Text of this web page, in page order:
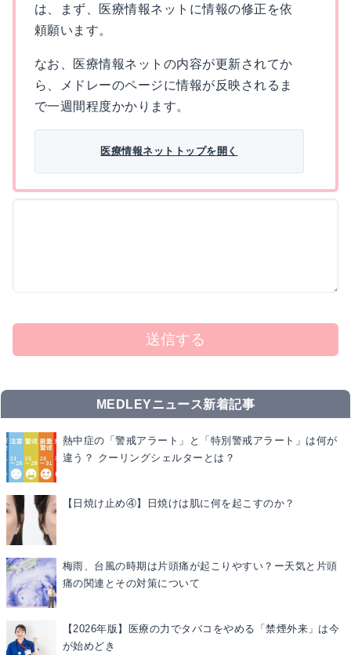
は、まず、医療情報ネットに情報の修正を依
頼願います。
なお、医療情報ネットの内容が更新されてか
ら、メドレーのページに情報が反映されるま
で一週間程度かかります。
医療情報ネットトップを開く
送信する
MEDLEYニュース新着記事
熱中症の「警戒アラート」と「特別警戒アラート」は何が
違う？ クーリングシェルターとは？
【日焼け止め④】日焼けは肌に何を起こすのか？
梅雨、台風の時期は片頭痛が起こりやすい？ー天気と片頭
痛の関連とその対策について
【2026年版】医療の力でタバコをやめる「禁煙外来」は今
が始めどき